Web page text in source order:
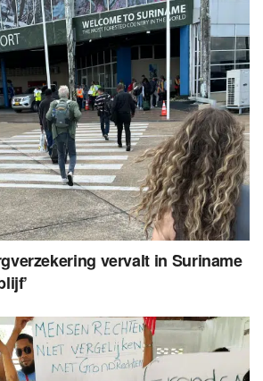
vervalt in Suriname